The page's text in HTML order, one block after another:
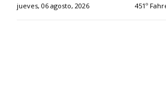
jueves, 06 agosto, 2026 451º